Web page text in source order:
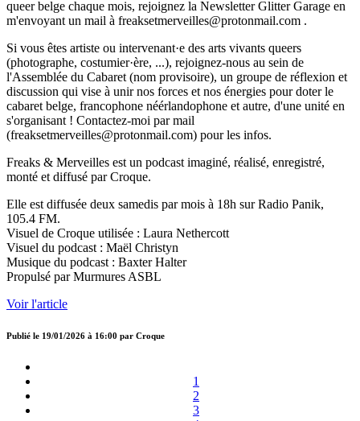
queer belge chaque mois, rejoignez la Newsletter Glitter Garage en
m'envoyant un mail à freaksetmerveilles@protonmail.com .
Si vous êtes artiste ou intervenant·e des arts vivants queers
(photographe, costumier·ère, ...), rejoignez-nous au sein de
l'Assemblée du Cabaret (nom provisoire), un groupe de réflexion et
discussion qui vise à unir nos forces et nos énergies pour doter le
cabaret belge, francophone néérlandophone et autre, d'une unité en
s'organisant ! Contactez-moi par mail
(freaksetmerveilles@protonmail.com) pour les infos.
Freaks & Merveilles est un podcast imaginé, réalisé, enregistré,
monté et diffusé par Croque.
Elle est diffusée deux samedis par mois à 18h sur Radio Panik,
105.4 FM.
Visuel de Croque utilisée : Laura Nethercott
Visuel du podcast : Maël Christyn
Musique du podcast : Baxter Halter
Propulsé par Murmures ASBL
Voir l'article
Publié le 19/01/2026 à 16:00 par Croque
1
2
3